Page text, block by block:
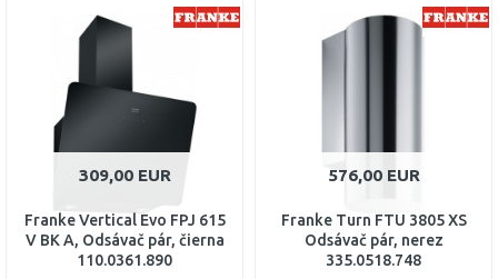
DO KOŠÍKA DO KOŠÍKA
309,00 EUR
Franke Vertical Evo FPJ 615
V BK A, Odsávač pár, čierna
110.0361.890
576,00 EUR
Franke Turn FTU 3805 XS
Odsávač pár, nerez
335.0518.748